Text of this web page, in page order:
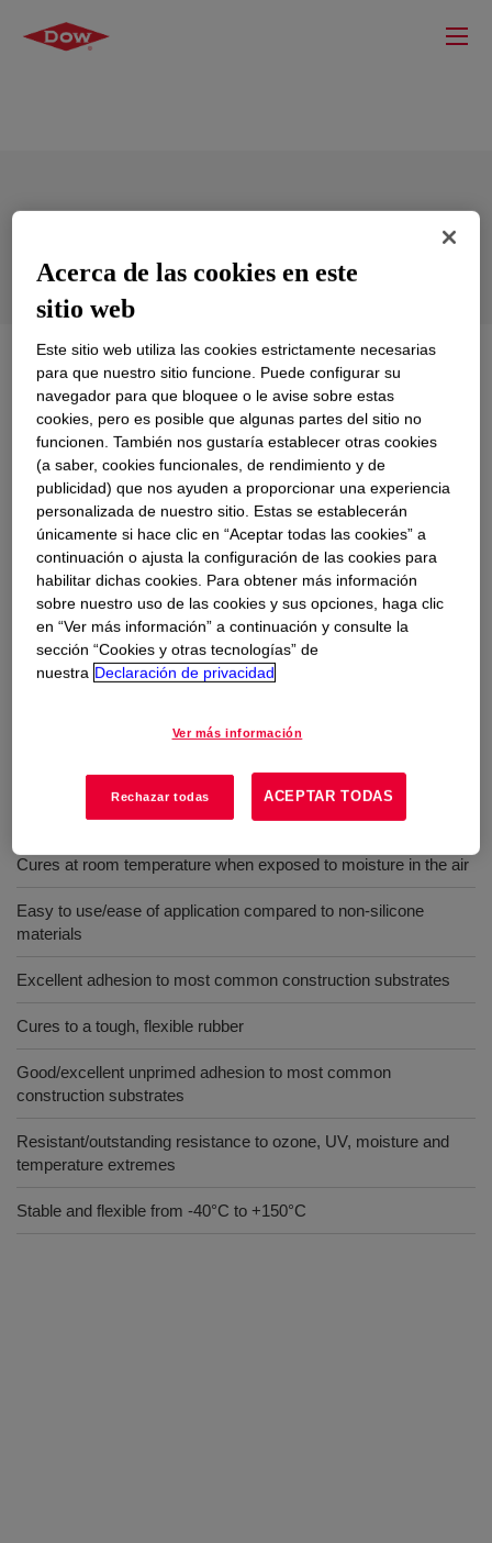
Qué esDouble-N Sealant?
A neutral cure silicone sealant designed for a wide
range of glazing, weathersealing and Professional Trade
applications. It will bond to form a strong weatherproof
seal on most common building materials.
Usos
General glazing
Assembly and weather sealing in building
Beneficios
One-component adhesive/sealant
Cures at room temperature when exposed to moisture in the air
Easy to use/ease of application compared to non-silicone
materials
Excellent adhesion to most common construction substrates
Cures to a tough, flexible rubber
Good/excellent unprimed adhesion to most common
construction substrates
Resistant/outstanding resistance to ozone, UV, moisture and
temperature extremes
Stable and flexible from -40°C to +150°C
Acerca de las cookies en este
sitio web
Este sitio web utiliza las cookies estrictamente necesarias
para que nuestro sitio funcione. Puede configurar su
navegador para que bloquee o le avise sobre estas
cookies, pero es posible que algunas partes del sitio no
funcionen. También nos gustaría establecer otras cookies
(a saber, cookies funcionales, de rendimiento y de
publicidad) que nos ayuden a proporcionar una experiencia
personalizada de nuestro sitio. Estas se establecerán
únicamente si hace clic en “Aceptar todas las cookies” a
continuación o ajusta la configuración de las cookies para
habilitar dichas cookies. Para obtener más información
sobre nuestro uso de las cookies y sus opciones, haga clic
en “Ver más información” a continuación y consulte la
sección “Cookies y otras tecnologías” de
nuestra Declaración de privacidad
Ver más información
Rechazar todas ACEPTAR TODAS